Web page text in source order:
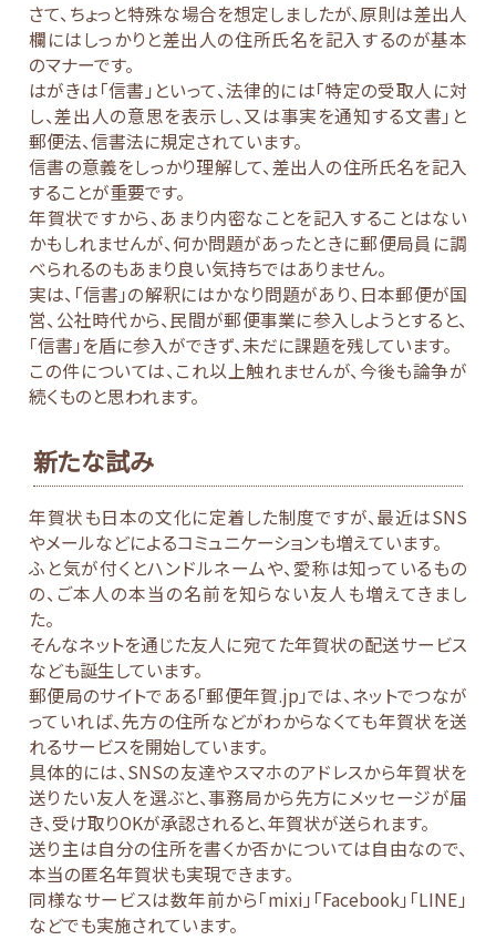
さて、ちょっと特殊な場合を想定しましたが、原則は差出人
欄にはしっかりと差出人の住所氏名を記入するのが基本
のマナーです。
はがきは「信書」といって、法律的には「特定の受取人に対
し、差出人の意思を表示し、又は事実を通知する文書」と
郵便法、信書法に規定されています。
信書の意義をしっかり理解して、差出人の住所氏名を記入
することが重要です。
年賀状ですから、あまり内密なことを記入することはない
かもしれませんが、何か問題があったときに郵便局員に調
べられるのもあまり良い気持ちではありません。
実は、「信書」の解釈にはかなり問題があり、日本郵便が国
営、公社時代から、民間が郵便事業に参入しようとすると、
「信書」を盾に参入ができず、未だに課題を残しています。
この件については、これ以上触れませんが、今後も論争が
続くものと思われます。
新たな試み
年賀状も日本の文化に定着した制度ですが、最近はSNS
やメールなどによるコミュニケーションも増えています。
ふと気が付くとハンドルネームや、愛称は知っているもの
の、ご本人の本当の名前を知らない友人も増えてきまし
た。
そんなネットを通じた友人に宛てた年賀状の配送サービス
なども誕生しています。
郵便局のサイトである「郵便年賀.jp」では、ネットでつなが
っていれば、先方の住所などがわからなくても年賀状を送
れるサービスを開始しています。
具体的には、SNSの友達やスマホのアドレスから年賀状を
送りたい友人を選ぶと、事務局から先方にメッセージが届
き、受け取りOKが承認されると、年賀状が送られます。
送り主は自分の住所を書くか否かについては自由なので、
本当の匿名年賀状も実現できます。
同様なサービスは数年前から「mixi」「Facebook」「LINE」
などでも実施されています。